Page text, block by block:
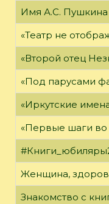
Имя А.С. Пушкина
«Театр не
«Второй отец
«Под парусами
«Иркутские
«Первые шаги
Женщина,
Знакомство с